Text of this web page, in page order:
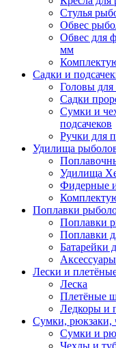
Стулья
Обвес
Обвес для
мм
Садки и
Головы для
Садки
Сумки и
подсачеков
Ручки для
Удилища
Удилища
Фидерные
Поплавки
Поплавки
Поплавки
Батарейки
Лески и
Леска
Плетёные
Ледкоры и
Сумки, рюкзаки,
Сумки и
Чехлы и